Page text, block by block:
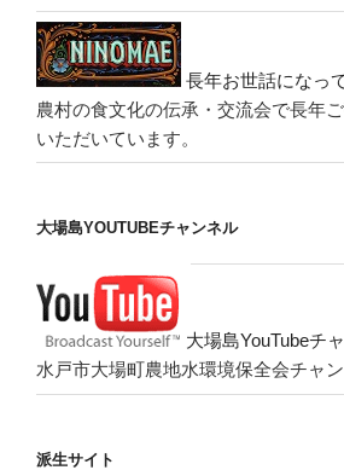
長年お世話になっ
農村の食文化の伝承・交流会で長年
いただいています。
大場島YOUTUBEチャンネル
大場島YouTubeチ
水戸市大場町農地水環境保全会チャ
派生サイト